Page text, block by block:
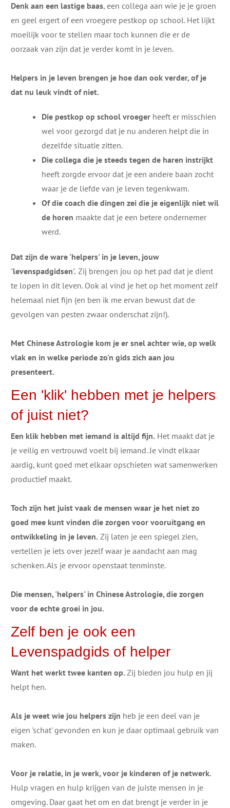
Denk ​aan een ​lastige baas, een collega ​aan wie je je groen
en geel ergert of een vroegere pestkop op school.​ Het lijkt
moeilijk voor te stellen maar toch kunnen die er de
oorzaak van zijn dat je verder komt in je leven.
Helpers in je leven brengen je hoe dan ook verder, of je
dat nu leuk vindt of niet.
Die pestkop op school vroeger heeft er misschien
wel voor gezorgd dat je nu anderen helpt die in
dezelfde situatie zitten.
Die collega die je steeds tegen de haren instrijkt
heeft ​zorgde ervoor dat je een andere baan zocht
waar je de liefde van je leven tegenkwam​.
Of die coach die ​dingen ze​i die je eigenlijk niet wil​
de horen maakte dat je een betere ondernemer
werd.
Dat zijn de ware 'helpers' in je leven, jouw
'levenspadgidsen'. Zij brengen jou op het pad dat je dient
te lopen in dit leven. Ook al vind je het op het moment zelf
helemaal niet fijn (en ben ik me ervan bewust dat de
gevolgen van pesten zwaar onderschat zijn!).
Met Chinese Astrologie kom je er snel achter wie, op welk
vlak en in welke periode zo'n gids zich aan jou
presenteert.
Een 'klik' hebben met je helpers
of juist niet?
Een klik hebben met iemand is altijd fijn. Het maakt dat je
je veilig en vertrouwd voelt bij iemand. Je vindt elkaar
aardig, kunt goed met elkaar opschieten wat samenwerken
productief maakt.
Toch zijn het juist vaak de mensen waar je het niet zo
goed mee kunt vinden die zorgen voor vooruitgang en
ontwikkeling in je leven. Zij laten je een spiegel zien,
vertellen je iets over jezelf waar je aandacht aan mag
schenken. Als je ervoor openstaat tenminste.
Die mensen, 'helpers' in Chinese Astrologie, die zorgen
voor de echte groei in jou.
Zelf ben je ook een ​
Levenspadgids of helper
Want het werkt twee kanten op. ​Zij bieden jou hulp en jij
helpt hen.
Als je weet wie jou helpers zijn heb je een deel van je
eigen 'schat' gevonden en kun je daar optimaal gebruik van
maken.
Voor je relatie, in je werk, voor je kinderen of je netwerk.
Hulp vragen en hulp krijgen van de juiste mensen in je
omgeving. Daar gaat het om en dat brengt je verder in je